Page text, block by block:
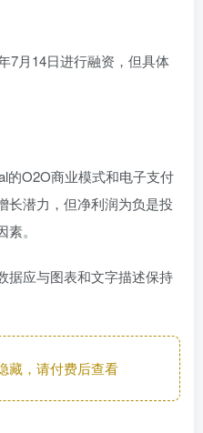
7月14日进行融资，但具体
的O2O商业模式和电子支付
长潜力，但净利润为负是投
。
据应与图表和文字描述保持
，请付费后查看